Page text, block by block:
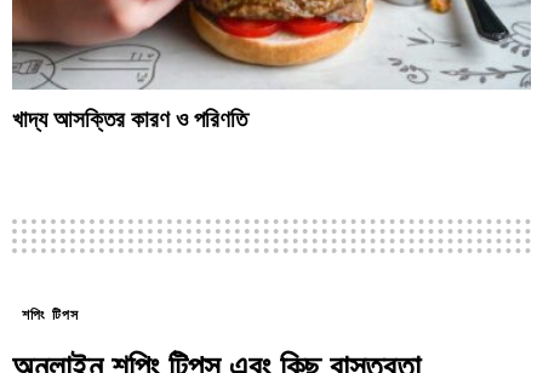
খাদ্য আসক্তির কারণ ও পরিণতি
শপিং টিপস